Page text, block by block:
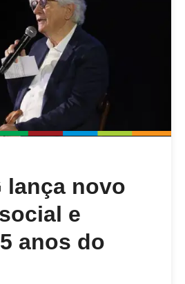
lança novo
e
anos do